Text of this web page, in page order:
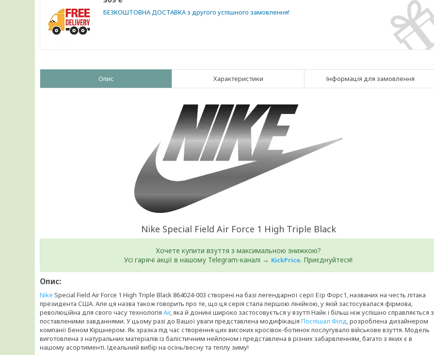
БЕЗКОШТОВНА ДОСТАВКА з другого успішного замовлення!
Опис Характеристики Інформація для замовлення
Nike Special Field Air Force 1 High Triple Black
Хочете купити взуття з максимальною знижкою?
Усі гарячі акції в нашому Telegram-каналі → KickPrice. Приєднуйтеся!
Опис:
Nike Special Field Air Force 1 High Triple Black 864024-003 створені на базі легендарної серії Еїр Форс1, названих на честь літака
президента США. Але ця назва також говорить про те, що ця серія стала першою лінійкою, у якій застосувалася фірмова,
революційна для свого часу технологія Air, яка й донині широко застосовується у взутті Найк і більш ніж успішно справляється з
поставленими завданнями. У цьому разі до Вашої уваги представлена модифікація Поспішал Філд, розроблена дизайнером
компанії Беном Кіршнером. Як зразка під час створення цих високих кросівок-ботинок послугувало військове взуття. Модель
виготовлена з натуральних матеріалів із балістичним нейлоном і представлена в різних забарвленням, багато з яких є в
нашому асортименті. Ідеальний вибір на осінь/весну та теплу зиму!